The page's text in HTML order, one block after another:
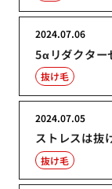
5αリダクター
2024.07.06
抜け毛
ストレスは抜
2024.07.05
抜け毛